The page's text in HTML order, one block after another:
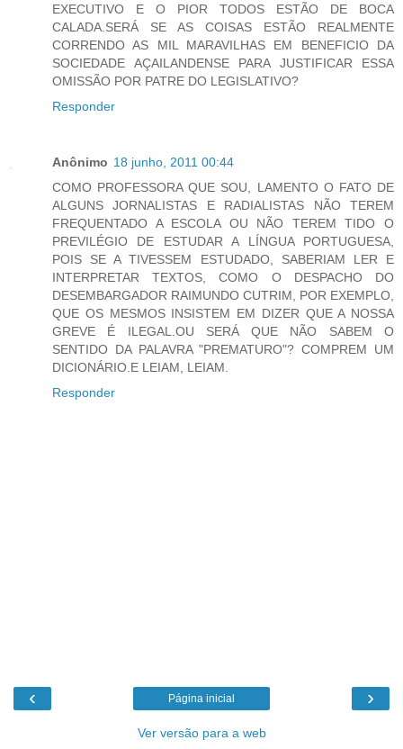
EXECUTIVO E O PIOR TODOS ESTÃO DE BOCA
CALADA.SERÁ SE AS COISAS ESTÃO REALMENTE
CORRENDO AS MIL MARAVILHAS EM BENEFICIO DA
SOCIEDADE AÇAILANDENSE PARA JUSTIFICAR ESSA
OMISSÃO POR PATRE DO LEGISLATIVO?
Responder
Anônimo 18 junho, 2011 00:44
COMO PROFESSORA QUE SOU, LAMENTO O FATO DE
ALGUNS JORNALISTAS E RADIALISTAS NÃO TEREM
FREQUENTADO A ESCOLA OU NÃO TEREM TIDO O
PREVILÉGIO DE ESTUDAR A LÍNGUA PORTUGUESA,
POIS SE A TIVESSEM ESTUDADO, SABERIAM LER E
INTERPRETAR TEXTOS, COMO O DESPACHO DO
DESEMBARGADOR RAIMUNDO CUTRIM, POR EXEMPLO,
QUE OS MESMOS INSISTEM EM DIZER QUE A NOSSA
GREVE É ILEGAL.OU SERÁ QUE NÃO SABEM O
SENTIDO DA PALAVRA "PREMATURO"? COMPREM UM
DICIONÁRIO.E LEIAM, LEIAM.
Responder
‹ ›
Página inicial
Ver versão para a web